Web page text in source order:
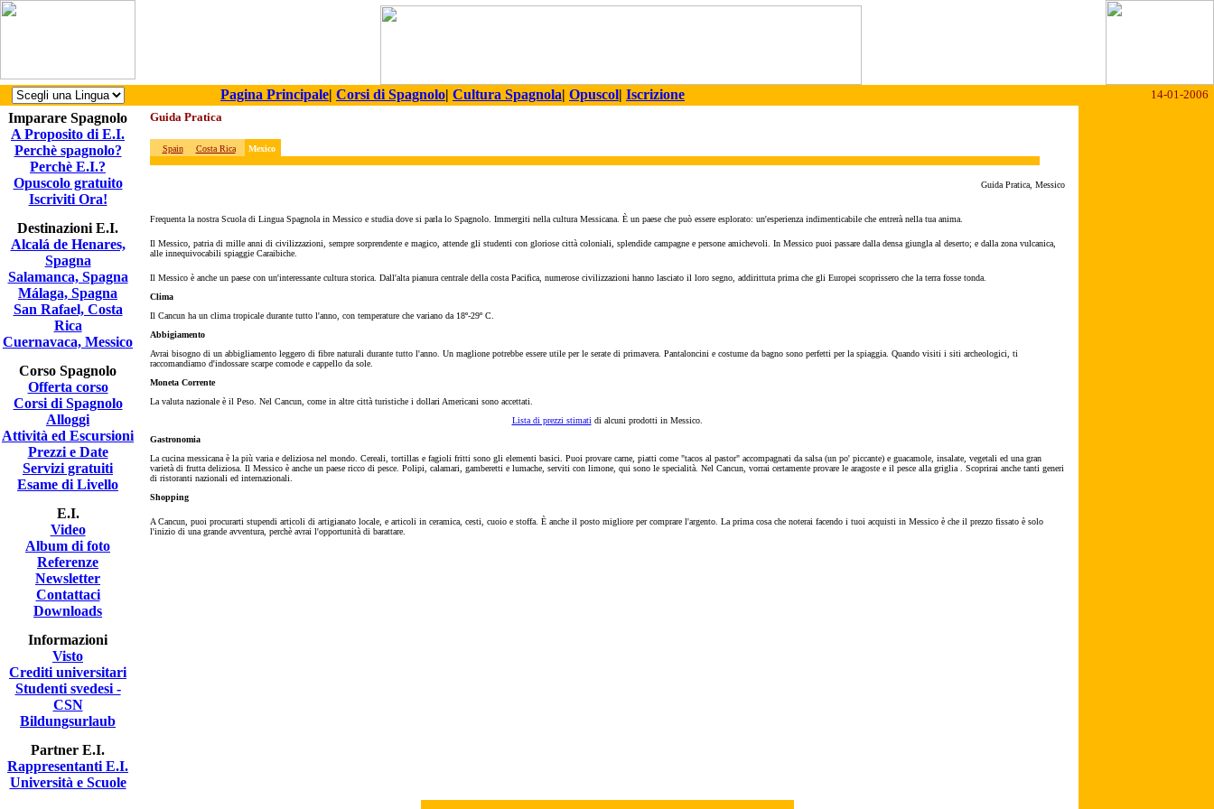
Pagina Principale| Corsi di Spagnolo| Cultura Spagnola| Opuscol| Iscrizione 14-01-2006
Imparare Spagnolo
A Proposito di E.I.
Perchè spagnolo?
Perchè E.I.?
Opuscolo gratuito
Iscriviti Ora!
Destinazioni E.I.
Alcalá de Henares,
Spagna
Salamanca, Spagna
Málaga, Spagna
San Rafael, Costa
Rica
Cuernavaca, Messico
Corso Spagnolo
Offerta corso
Corsi di Spagnolo
Alloggi
Attività ed Escursioni
Prezzi e Date
Servizi gratuiti
Esame di Livello
E.I.
Video
Album di foto
Referenze
Newsletter
Contattaci
Downloads
Informazioni
Visto
Crediti universitari
Studenti svedesi -
CSN
Bildungsurlaub
Partner E.I.
Rappresentanti E.I.
Università e Scuole
Guida Pratica
Spain Costa Rica Mexico
Guida Pratica, Messico
Frequenta la nostra Scuola di Lingua Spagnola in Messico e studia dove si parla lo Spagnolo. Immergiti nella cultura Messicana. Èun paese che può essere esplorato: un'esperienza indimenticabile che entrerà nella tua anima.
Il Messico, patria di mille anni di civilizzazioni, sempre sorprendente e magico, attende gli studenti con gloriose città coloniali , splendide campagne e persone amichevoli. In Messico puoi passare dalla densa giungla al deserto; e dalla zona vulcanica,
alle innequivocabili spiaggie Caraibiche.
Il Messico è anche un paese con un'interessante cultura storica. Dall'alta pianura centrale della costa Pacifica, numerose civilizzazioni hanno lasciato il loro segno, addirittuta prima che gli Europei scoprissero che la terra fosse tonda.
Clima
Il Cancun ha un clima tropicale durante tutto l'anno, con temperature che variano da 18º-29º C.
Abbigiamento
Avrai bisogno di un abbigliamento leggero di fibre naturali durante tutto l'anno. Un maglione potrebbe essere utile per le serate di primavera. Pantaloncini e costume da bagno sono perfetti per la spiaggia. Quando visiti i siti archeologici, ti
raccomandiamo d'indossare scarpe comode e cappello da sole.
Moneta Corrente
La valuta nazionale è il Peso. Nel Cancun, come in altre città turistiche i dollari Americani sono accettati.
Lista di prezzi stimati di alcuni prodotti in Messico.
Gastronomia
La cucina messicana è la più varia e deliziosa nel mondo. Cereali, tortillas e fagioli fritti sono gli elementi basici. Puoi provare carne, piatti come "tacos al pastor" accompagnati da salsa (un po' piccante) e guacamole, insalate, vegetali ed una gran
varietà di frutta deliziosa. Il Messico è anche un paese ricco di pesce. Polipi, calamari, gamberetti e lumache, serviti con limone, qui sono le specialità. Nel Cancun, vorrai certamente provare le aragoste e il pesce alla griglia . Scoprirai anche tanti generi
di ristoranti nazionali ed internazionali.
Shopping
A Cancun, puoi procurarti stupendi articoli di artigianato locale, e articoli in ceramica, cesti, cuoio e stoffa. Èanche il posto migliore per comprare l'argento. La prima cosa che noterai facendo i tuoi acquisti in Messico èche il prezzo fissato è solo
l'inizio di una grande avventura, perchè avrai l'opportunità di barattare.